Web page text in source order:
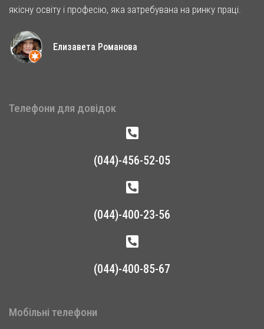
якісну освіту і професію, яка затребувана на ринку праці.
Елизавета Романова
Телефони для довідок
(044)-456-52-05
(044)-400-23-56
(044)-400-85-67
Мобільні телефони